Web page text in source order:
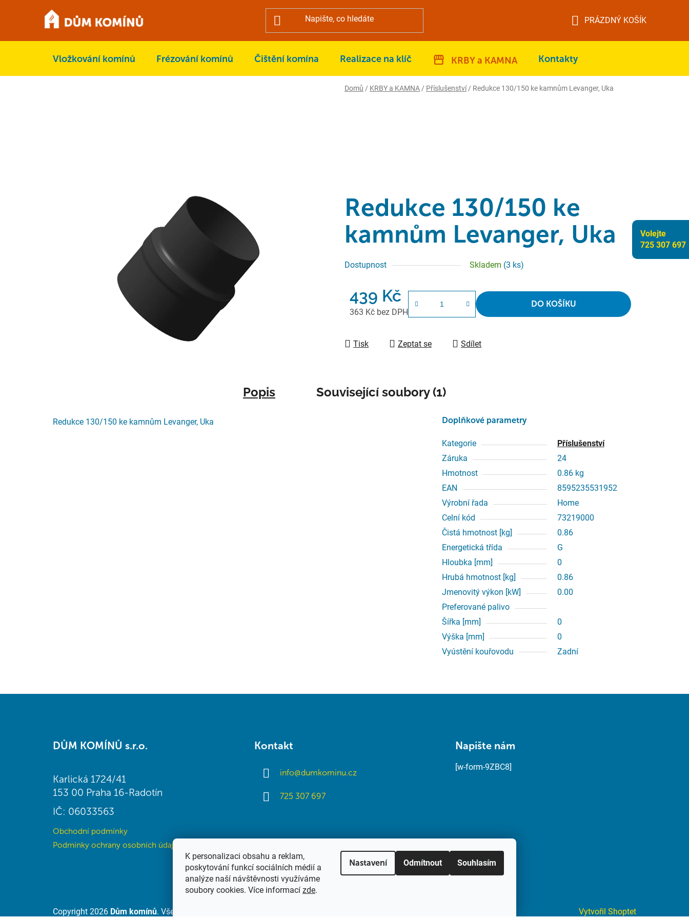
Volejte
725 307 697
K personalizaci obsahu a reklam,
poskytování funkcí sociálních médií a
analýze naší návštěvnosti využíváme
soubory cookies. Více informací zde.
Nastavení Odmítnout Souhlasím
KOŠÍK
PRÁZDNÝ KOŠÍK
Vložkování komínů Frézování komínů Čištění komína Realizace na klíč KRBY a KAMNA Kontakty
Domů / KRBY a KAMNA / Příslušenství / Redukce 130/150 ke kamnům Levanger, Uka
Redukce 130/150 ke
kamnům Levanger, Uka
Dostupnost Skladem (3 ks)
439 Kč
363 Kč bez DPH
DO KOŠÍKU
Tisk Zeptat se Sdílet
Popis Související soubory (1)
Redukce 130/150 ke kamnům Levanger, Uka Doplňkové parametry
Kategorie
Příslušenství
Záruka
24
Hmotnost
0.86 kg
EAN
8595235531952
Výrobní řada
Home
Celní kód
73219000
Čistá hmotnost [kg]
0.86
Energetická třída
G
Hloubka [mm]
0
Hrubá hmotnost [kg]
0.86
Jmenovitý výkon [kW]
0.00
Preferované palivo
Šířka [mm]
0
Výška [mm]
0
Vyústění kouřovodu
Zadní
DŮM KOMÍNŮ s.r.o.
Karlická 1724/41
153 00 Praha 16-Radotín
IČ: 06033563
Obchodní podmínky
Podmínky ochrany osobních údajů (GDPR)
Kontakt
info@dumkominu.cz
725 307 697
Napište nám
[w-form-9ZBC8]
Vytvořil Shoptet
Copyright 2026 Dům komínů. Všechna práva vyhrazena.